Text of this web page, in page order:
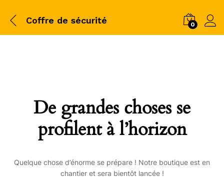
Coffre de sécurité 0
De grandes choses se
profilent à l’horizon
Quelque chose d’énorme se prépare ! Notre boutique est en
chantier et sera bientôt lancée !